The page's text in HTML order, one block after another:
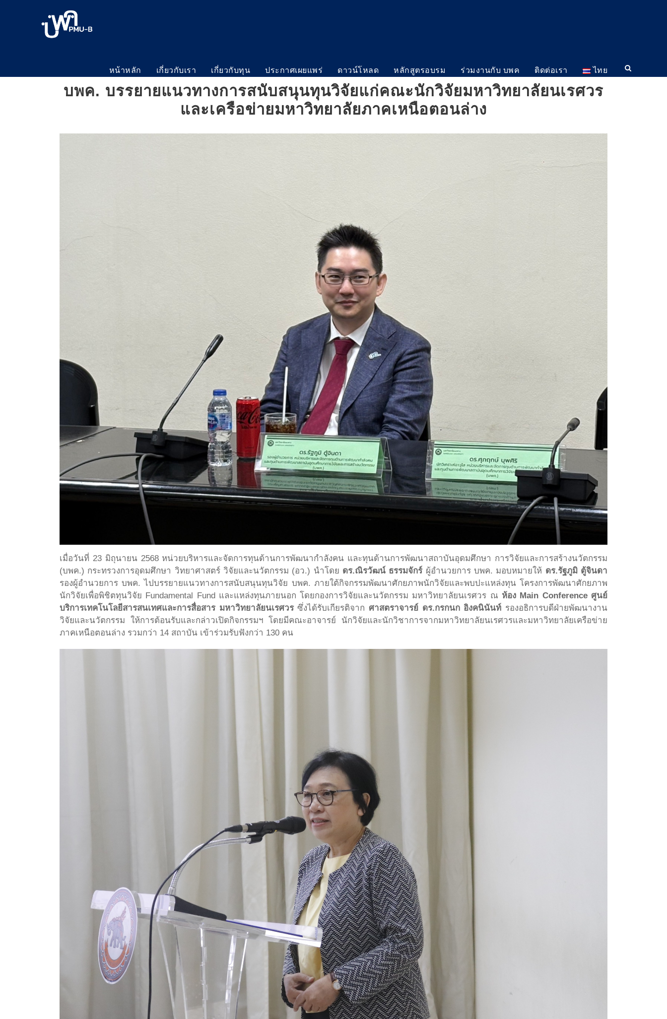
หน้าหลัก เกี่ยวกับเรา เกี่ยวกับทุน ประกาศเผยแพร่ ดาวน์โหลด หลักสูตรอบรม ร่วมงานกับ บพค ติดต่อเรา ไทย
บพค. บรรยายแนวทางการสนับสนุนทุนวิจัยแก่คณะนักวิจัยมหาวิทยาลัยนเรศวร
และเครือข่ายมหาวิทยาลัยภาคเหนือตอนล่าง
เมื่อวันที่ 23 มิถุนายน 2568 หน่วยบริหารและจัดการทุนด้านการพัฒนากำลังคน และทุนด้านการพัฒนาสถาบันอุดมศึกษา การวิจัยและการสร้างนวัตกรรม
(บพค.) กระทรวงการอุดมศึกษา วิทยาศาสตร์ วิจัยและนวัตกรรม (อว.) นำโดย ดร.ณิรวัฒน์ ธรรมจักร์ผู้อำนวยการ บพค. มอบหมายให้ ดร.รัฐภูมิ ตู้จินดา
รองผู้อำนวยการ บพค. ไปบรรยายแนวทางการสนับสนุนทุนวิจัย บพค. ภายใต้กิจกรรมพัฒนาศักยภาพนักวิจัยและพบปะแหล่งทุน โครงการพัฒนาศักยภาพ
นักวิจัยเพื่อพิชิตทุนวิจัย Fundamental Fund และแหล่งทุนภายนอก โดยกองการวิจัยและนวัตกรรม มหาวิทยาลัยนเรศวร ณ ห้อง Main Conference ศูนย์
บริการเทคโนโลยีสารสนเทศและการสื่อสาร มหาวิทยาลัยนเรศวรซึ่งได้รับเกียรติจากศาสตราจารย์ ดร.กรกนก อิงคนินันท์ รองอธิการบดีฝ่ายพัฒนางาน
วิจัยและนวัตกรรม ให้การต้อนรับและกล่าวเปิดกิจกรรมฯ โดยมีคณะอาจารย์ นักวิจัยและนักวิชาการจากมหาวิทยาลัยนเรศวรและมหาวิทยาลัยเครือข่าย
ภาคเหนือตอนล่าง รวมกว่า 14 สถาบัน เข้าร่วมรับฟังกว่า 130 คน